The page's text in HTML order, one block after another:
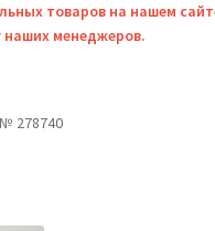
товаров на нашем
наших менеджеров.
278740